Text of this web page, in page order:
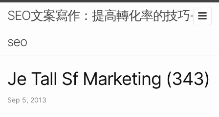
SEO文案寫作：提高轉化率的技巧-
seo
Je Tall Sf Marketing (343)
Sep 5, 2013